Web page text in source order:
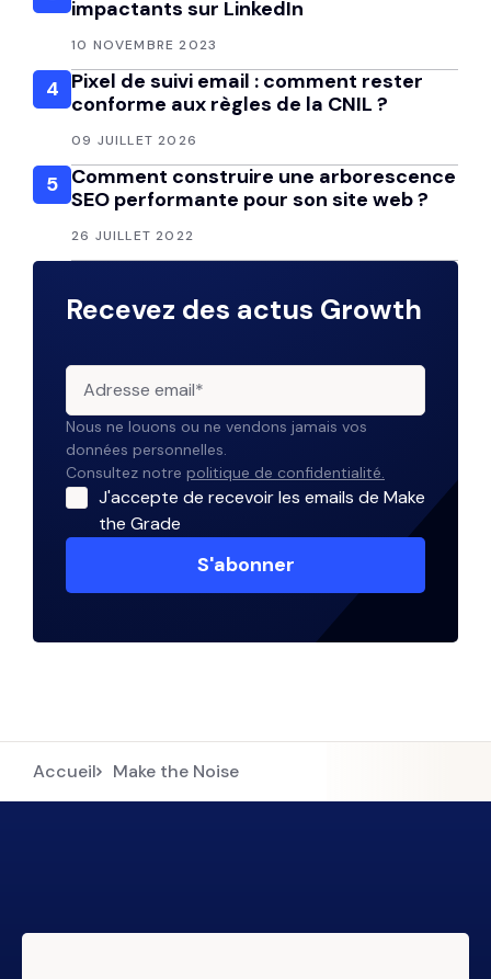
impactants sur LinkedIn
10 NOVEMBRE 2023
4 Pixel de suivi email : comment rester
conforme aux règles de la CNIL ?
09 JUILLET 2026
5 Comment construire une arborescence
SEO performante pour son site web ?
26 JUILLET 2022
Recevez des actus Growth
Nous ne louons ou ne vendons jamais vos
données personnelles.
Consultez notre politique de confidentialité.
J'accepte de recevoir les emails de Make
the Grade
Accueil Make the Noise